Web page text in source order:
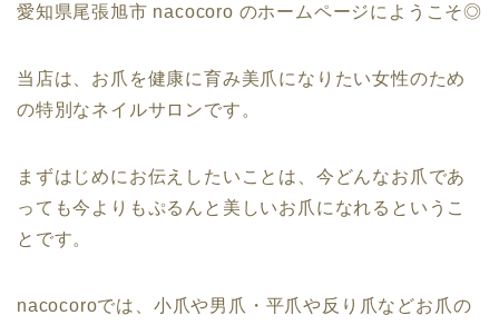
愛知県尾張旭市 nacocoro のホームページにようこそ◎
当店は、お爪を健康に育み美爪になりたい女性のため
の特別なネイルサロンです。
まずはじめにお伝えしたいことは、今どんなお爪であ
っても今よりもぷるんと美しいお爪になれるというこ
とです。
nacocoroでは、小爪や男爪・平爪や反り爪などお爪の